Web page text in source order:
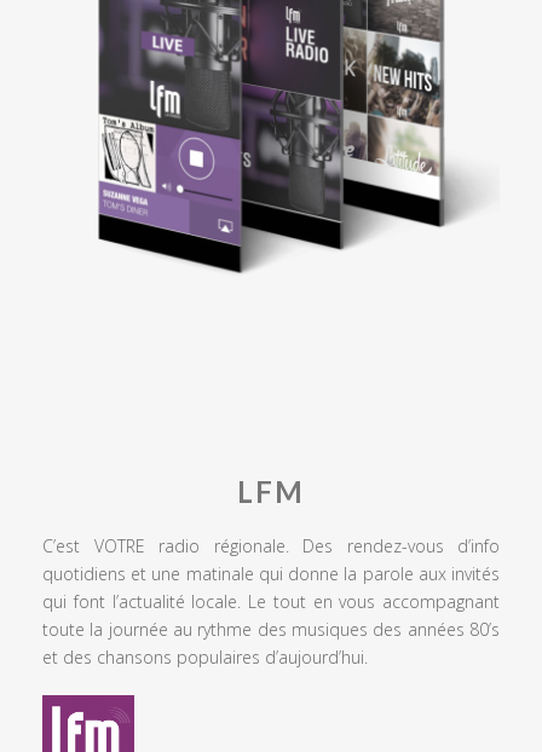
LFM
C’est VOTRE radio régionale. Des rendez-vous d’info
quotidiens et une matinale qui donne la parole aux invités
qui font l’actualité locale. Le tout en vous accompagnant
toute la journée au rythme des musiques des années 80’s
et des chansons populaires d’aujourd’hui.